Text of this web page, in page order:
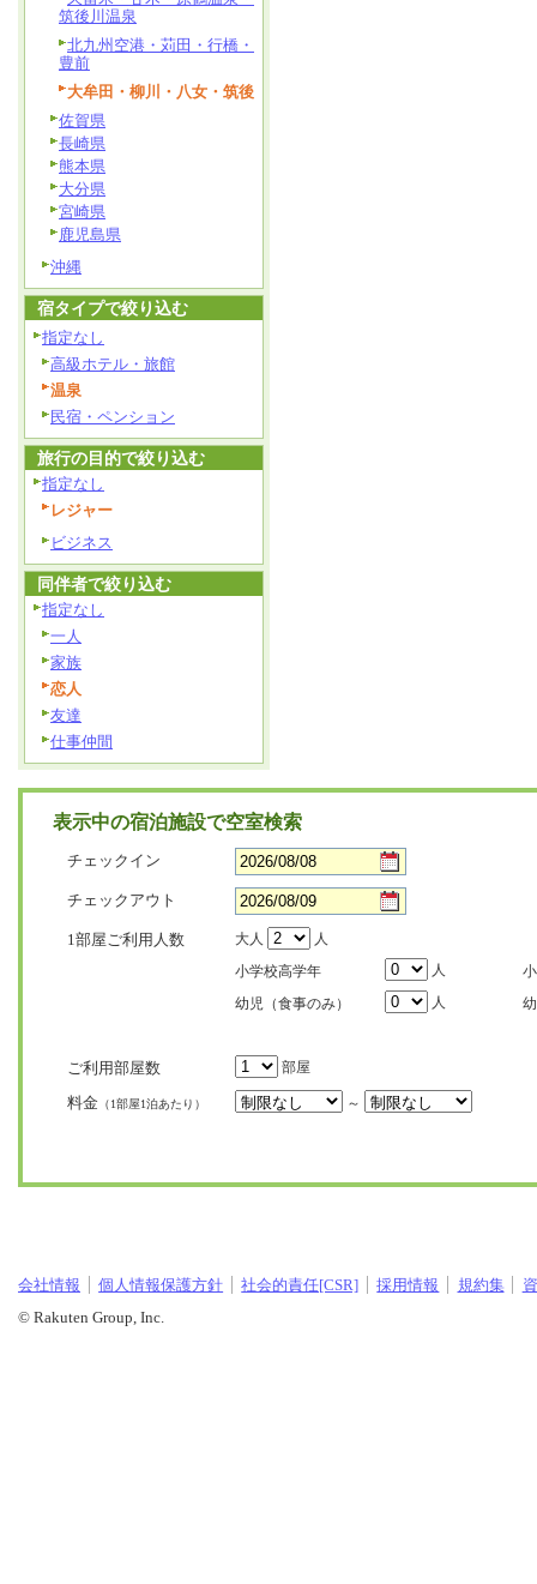
筑後川温泉
北九州空港・苅田・行橋・
豊前
大牟田・柳川・八女・筑後
佐賀県
長崎県
熊本県
大分県
宮崎県
鹿児島県
沖縄
宿タイプで絞り込む
指定なし
高級ホテル・旅館
温泉
民宿・ペンション
旅行の目的で絞り込む
指定なし
レジャー
ビジネス
同伴者で絞り込む
指定なし
一人
家族
恋人
友達
仕事仲間
表示中の宿泊施設で空室検索
チェックイン
チェックアウト
1部屋ご利用人数 大人
人
小学校高学年
人
幼児（食事のみ）
人
ご利用部屋数 部屋
料金 （1部屋1泊あたり） ～
会社情報 個人情報保護方針 社会的責任[CSR] 採用情報 規約集
© Rakuten Group, Inc.